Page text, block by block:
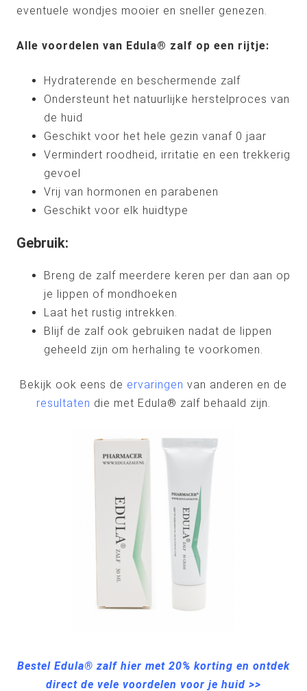
eventuele wondjes mooier en sneller genezen.
Alle voordelen van Edula® zalf op een rijtje:
Hydraterende en beschermende zalf
Ondersteunt het natuurlijke herstelproces van
de huid
Geschikt voor het hele gezin vanaf 0 jaar
Vermindert roodheid, irritatie en een trekkerig
gevoel
Vrij van hormonen en parabenen
Geschikt voor elk huidtype
Gebruik:
Breng de zalf meerdere keren per dan aan op
je lippen of mondhoeken
Laat het rustig intrekken.
Blijf de zalf ook gebruiken nadat de lippen
geheeld zijn om herhaling te voorkomen.
Bekijk ook eens de ervaringen van anderen en de
resultaten die met Edula® zalf behaald zijn.
Bestel Edula® zalf hier met 20% korting en ontdek
direct de vele voordelen voor je huid >>